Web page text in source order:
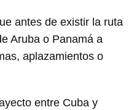
antes de existir la ruta
Aruba o Panamá a
aplazamientos o
entre Cuba y